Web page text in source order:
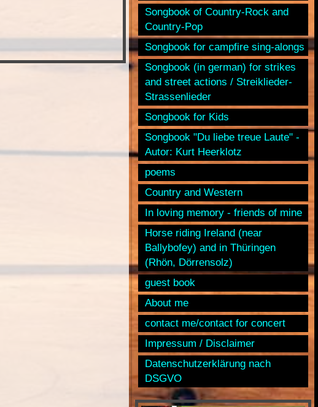
Songbook of Country-Rock and
Country-Pop
Songbook for campfire sing-alongs
Songbook (in german) for strikes
and street actions / Streiklieder-
Strassenlieder
Songbook for Kids
Songbook "Du liebe treue Laute" -
Autor: Kurt Heerklotz
poems
Country and Western
In loving memory - friends of mine
Horse riding Ireland (near
Ballybofey) and in Thüringen
(Rhön, Dörrensolz)
guest book
About me
contact me/contact for concert
Impressum / Disclaimer
Datenschutzerklärung nach
DSGVO